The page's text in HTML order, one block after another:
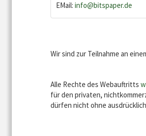
EMail: info@bitspaper.de
Wir sind zur Teilnahme an
Alle Rechte des Webauftritts
für den privaten,
dürfen nicht ohne